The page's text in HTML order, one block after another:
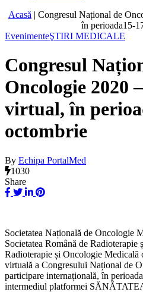
Acasă | Congresul Național de
în perioada15-
EvenimenteŞTIRI MEDICALE
Congresul
Oncologie 2020
virtual, în
octombrie
By Echipa PortalMed
1030
Share
Societatea Națională de Oncologie
Societatea Română de Radioterapie
Radioterapie și Oncologie Medicală
virtuală a Congresului Național de
participare internațională, în
intermediul platformei